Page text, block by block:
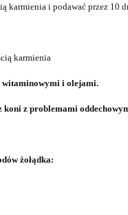
karmienia i podawać przez 10
karmienia
i olejami.
koni z problemami
żołądka: